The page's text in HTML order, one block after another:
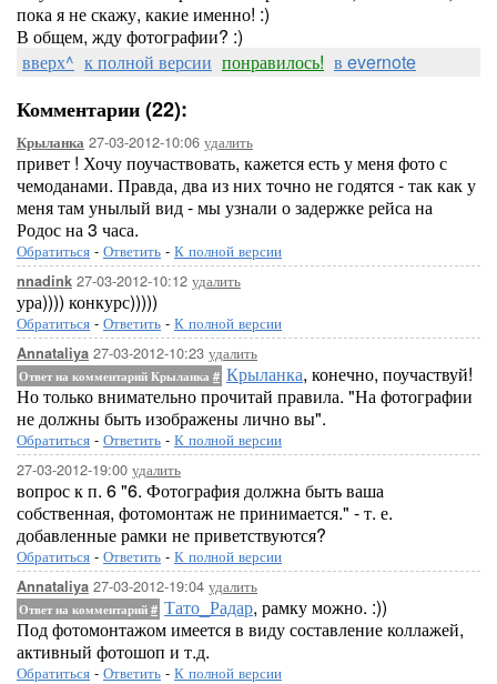
пока я не скажу, какие именно! :)
В общем, жду фотографии? :)
вверх^ к полной версии понравилось! в evernote
Комментарии (22):
Крыланка 27-03-2012-10:06 удалить
привет ! Хочу поучаствовать, кажется есть у меня фото с
чемоданами. Правда, два из них точно не годятся - так как у
меня там унылый вид - мы узнали о задержке рейса на
Родос на 3 часа.
Обратиться - Ответить - К полной версии
nnadink 27-03-2012-10:12 удалить
ура)))) конкурс)))))
Обратиться - Ответить - К полной версии
Annataliya 27-03-2012-10:23 удалить
Ответ на комментарий Крыланка # Крыланка, конечно, поучаствуй!
Но только внимательно прочитай правила. "На фотографии
не должны быть изображены лично вы".
Обратиться - Ответить - К полной версии
27-03-2012-19:00 удалить
вопрос к п. 6 "6. Фотография должна быть ваша
собственная, фотомонтаж не принимается." - т. е.
добавленные рамки не приветствуются?
Обратиться - Ответить - К полной версии
Annataliya 27-03-2012-19:04 удалить
Ответ на комментарий # Тато_Радар, рамку можно. :))
Под фотомонтажом имеется в виду составление коллажей,
активный фотошоп и т.д.
Обратиться - Ответить - К полной версии